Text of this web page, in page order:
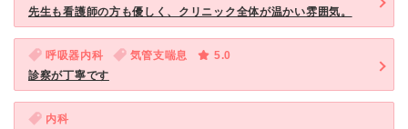
先生も看護師の方も優しく、クリニック全体が温かい雰囲気。
呼吸器内科 気管支喘息
5.0
診察が丁寧です
内科